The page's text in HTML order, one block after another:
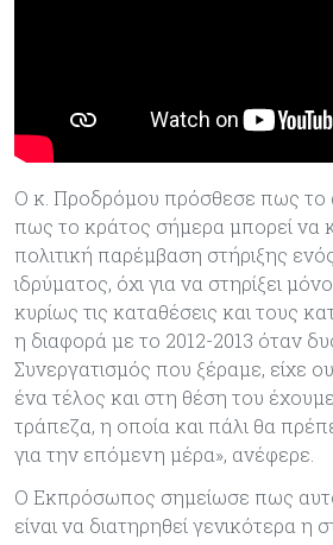
Ο κ. Προδρόμου πρόσθεσε πως το
πως το κράτος σήμερα μπορεί να
πολιτική παρέμβαση στήριξης
ιδρύματος, όχι για να στηρίξει
κυρίως τις καταθέσεις και τους
η διαφορά με το 2012-2013 όταν
Συνεργατισμός που ξέραμε, είχε
ένα τέλος και στη θέση του
τράπεζα, η οποία και πάλι θα
για την επόμενη μέρα», ανέφερε.
Ο Εκπρόσωπος σημείωσε πως
είναι να διατηρηθεί γενικότερα η